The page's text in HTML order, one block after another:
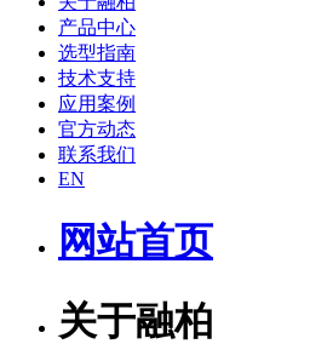
产品中心
选型指南
技术支持
应用案例
官方动态
联系我们
EN
网站首页
关于融柏